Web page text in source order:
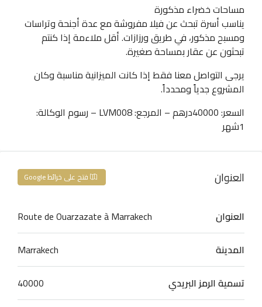
مساحات خضراء مذكورة
يناسب أسرة تبحث عن فيلا مفروشة مع عدة أجنحة وتراسات
ومسبح مذكور، في طريق ورزازات. أقل ملاءمة إذا كنتم
تبحثون عن عقار بمساحة صغيرة.
يرجى التواصل معنا فقط إذا كانت الميزانية مناسبة وكان
المشروع جدياً ومحدداً.
السعر: 40000درهم – المرجع: LVM008 – رسوم الوكالة:
1شهر
العنوان فتح على خرائط Google
العنوان
Route de Ouarzazate à Marrakech
المدينة
Marrakech
تسمية الرمز البريدي
40000